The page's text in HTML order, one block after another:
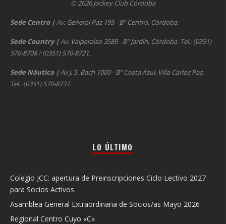
© 2026 Jockey Club Córdoba
Sede Centro |Av. General Paz 195 - Bº Centro, Córdoba.
Sede Country |Av. Valparaíso 3589 - Bº Jardín, Córdoba. Tel.: (0351)
570-8708 / (0351) 570-8721.
Sede Náutica |Av J. S. Bach 1000 - Bº Costa Azul, Villa Carlos Paz.
Tel.: (0351) 570-8737.
LO ÚLTIMO
Colegio JCC: apertura de Preinscripciones Ciclo Lectivo 2027
para Socios Activos
Asamblea General Extraordinaria de Socios/as Mayo 2026
Regional Centro Cuyo «C»